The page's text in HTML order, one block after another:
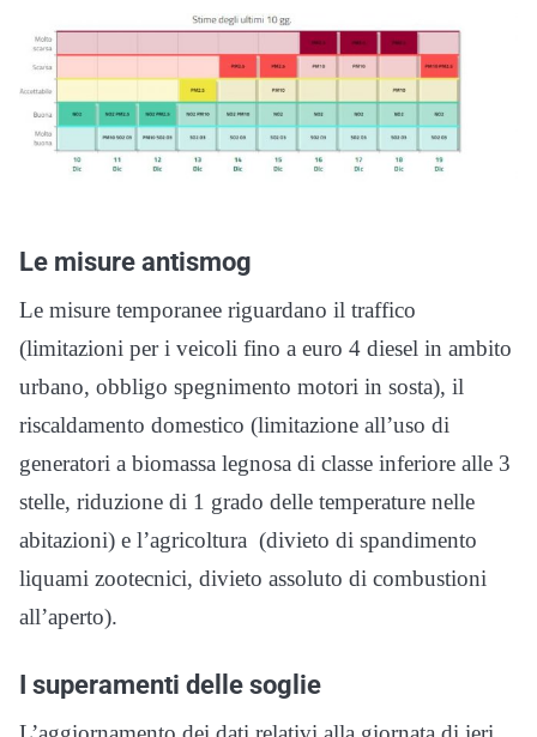
Le misure antismog
Le misure temporanee riguardano il traffico
(limitazioni per i veicoli fino a euro 4 diesel in ambito
urbano, obbligo spegnimento motori in sosta), il
riscaldamento domestico (limitazione all’uso di
generatori a biomassa legnosa di classe inferiore alle 3
stelle, riduzione di 1 grado delle temperature nelle
abitazioni) e l’agricoltura (divieto di spandimento
liquami zootecnici, divieto assoluto di combustioni
all’aperto).
I superamenti delle soglie